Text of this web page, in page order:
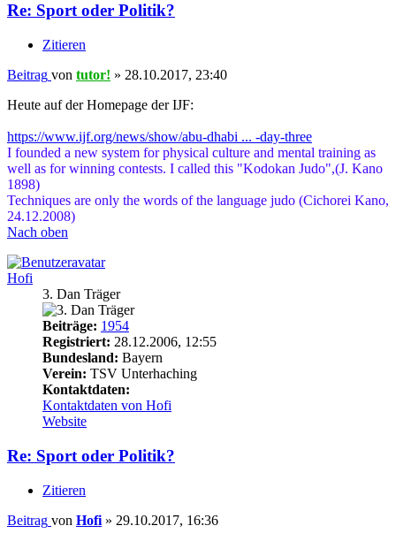
Re: Sport oder Politik?
Zitieren
Beitrag von tutor! » 28.10.2017, 23:40
Heute auf der Homepage der IJF:
https://www.ijf.org/news/show/abu-dhabi ... -day-three
I founded a new system for physical culture and mental training as
well as for winning contests. I called this "Kodokan Judo",(J. Kano
1898)
Techniques are only the words of the language judo (Cichorei Kano,
24.12.2008)
Nach oben
Hofi
3. Dan Träger
Beiträge: 1954
Registriert: 28.12.2006, 12:55
Bundesland: Bayern
Verein: TSV Unterhaching
Kontaktdaten:
Kontaktdaten von Hofi
Website
Re: Sport oder Politik?
Zitieren
Beitrag von Hofi » 29.10.2017, 16:36